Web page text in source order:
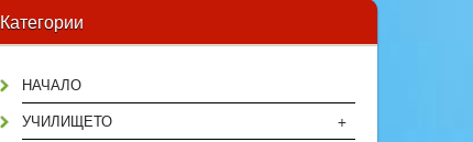
Категории
НАЧАЛО
+
УЧИЛИЩЕТО